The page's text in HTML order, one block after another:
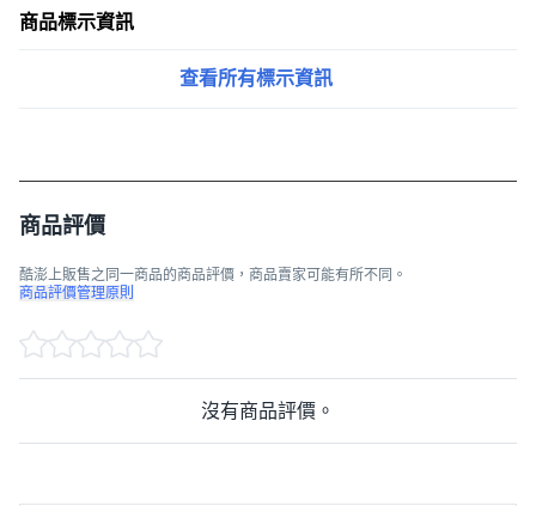
商品標示資訊
查看所有標示資訊
商品評價
酷澎上販售之同一商品的商品評價，商品賣家可能有所不同。
商品評價管理原則
沒有商品評價。